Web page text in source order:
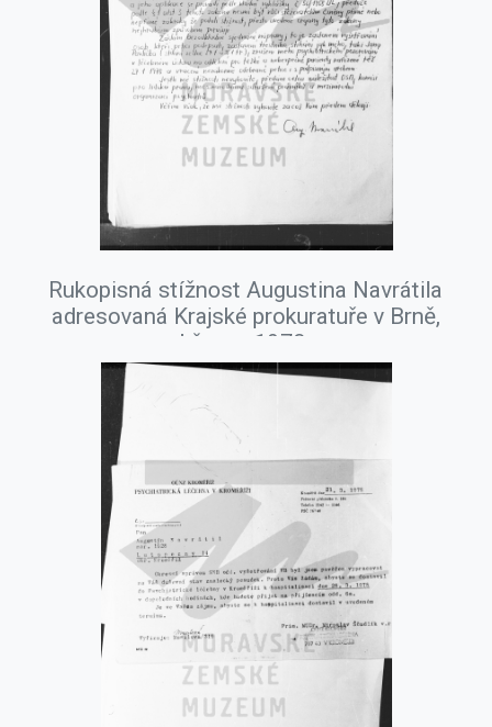
Rukopisná stížnost Augustina Navrátila
adresovaná Krajské prokuratuře v Brně,
březen 1978.